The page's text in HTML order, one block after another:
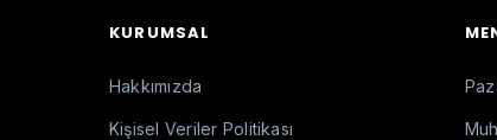
KURUMSAL
Hakkımızda
Kişisel Veriler Politikası